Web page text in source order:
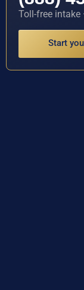
Toll-free intake
Start